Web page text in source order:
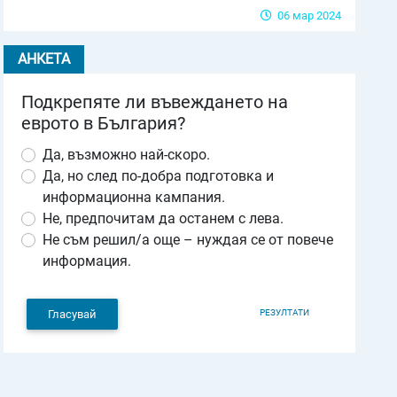
06 мар 2024
АНКЕТА
Подкрепяте ли въвеждането на
еврото в България?
Да, възможно най-скоро.
Да, но след по-добра подготовка и
информационна кампания.
Не, предпочитам да останем с лева.
Не съм решил/а още – нуждая се от повече
информация.
Гласувай РЕЗУЛТАТИ